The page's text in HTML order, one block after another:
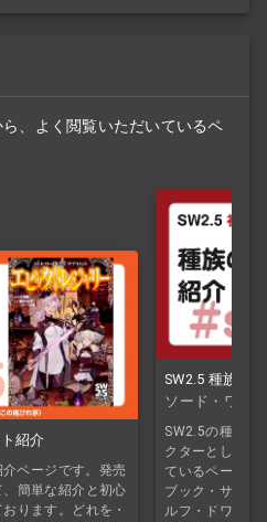
、よく閲覧いただいているペ
紹介
ページです。発売
簡単な紹介と初心
ります。どれを・
SW2.5 種族の
ソード・ワー
SW2.5の種族を
クターとして使
ているページで
ブック・サプリ
ルフ・ドワーフ